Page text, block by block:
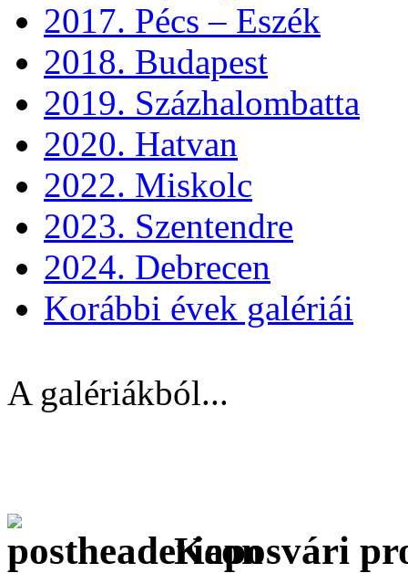
2017. Pécs – Eszék
2018. Budapest
2019. Százhalombatta
2020. Hatvan
2022. Miskolc
2023. Szentendre
2024. Debrecen
Korábbi évek galériái
A galériákból...
Kaposvári